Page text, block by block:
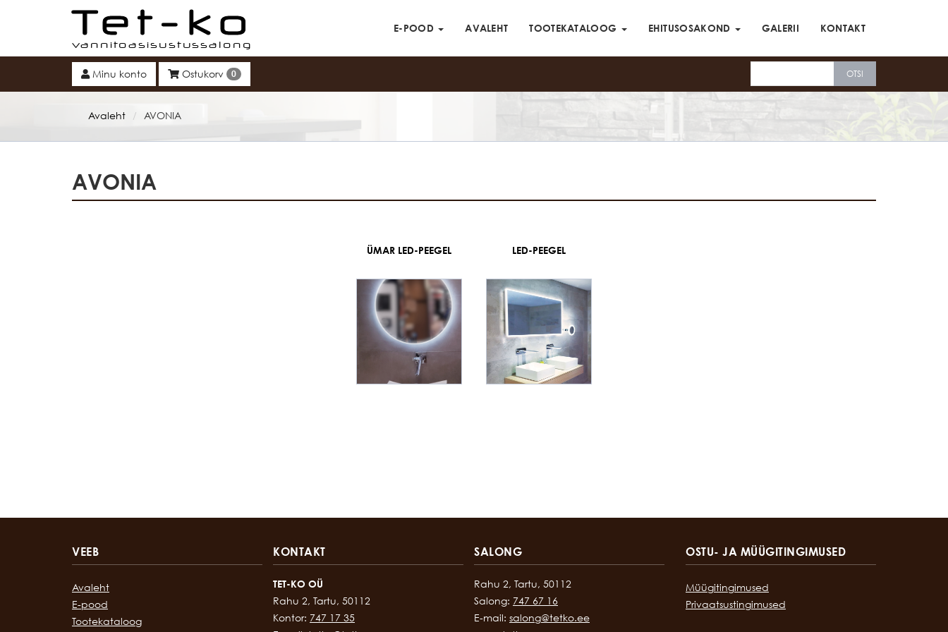
Tet-ko E-POOD AVALEHT TOOTEKATALOOG EHITUSOSAKOND GALERII KONTAKT
Minu konto Ostukorv 0
Avaleht / AVONIA
AVONIA
ÜMAR LED-PEEGEL LED-PEEGEL
VEEB
Avaleht
E-pood
Tootekataloog
KONTAKT
TET-KO OÜ
Rahu 2, Tartu, 50112
Kontor: 747 17 35
SALONG
Rahu 2, Tartu, 50112
Salong: 747 67 16
E-mail: salong@tetko.ee
OSTU- JA MÜÜGITINGIMUSED
Müügitingimused
Privaatsustingimused